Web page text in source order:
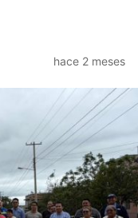
hace 2 meses